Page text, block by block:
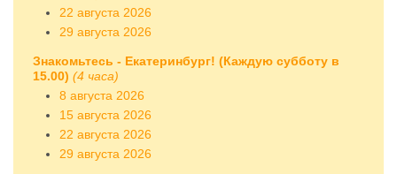
22 августа 2026
29 августа 2026
Знакомьтесь - Екатеринбург! (Каждую субботу в
15.00) (4 часа)
8 августа 2026
15 августа 2026
22 августа 2026
29 августа 2026